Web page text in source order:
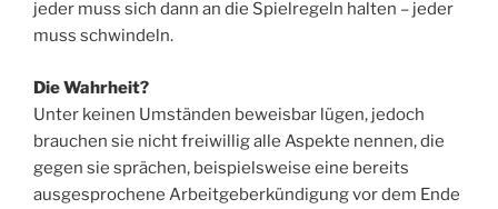
jeder muss sich dann an die Spielregeln halten – jeder
muss schwindeln.
Die Wahrheit?
Unter keinen Umständen beweisbar lügen, jedoch
brauchen sie nicht freiwillig alle Aspekte nennen, die
gegen sie sprächen, beispielsweise eine bereits
ausgesprochene Arbeitgeberkündigung vor dem Ende